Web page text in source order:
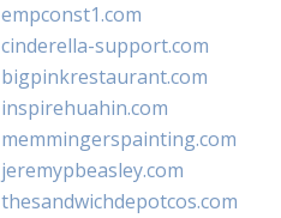
empconst1.com
cinderella-support.com
bigpinkrestaurant.com
inspirehuahin.com
memmingerspainting.com
jeremypbeasley.com
thesandwichdepotcos.com